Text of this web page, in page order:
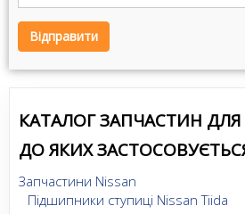
Відправити
КАТАЛОГ ЗАПЧАСТИН ДЛЯ
ДО ЯКИХ
Запчастини Nissan
Підшипники ступиці Nissan Tiida